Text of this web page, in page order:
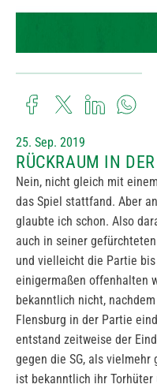
25. Sep. 2019
RÜCKRAUM IN
Nein, nicht gleich mit
das Spiel stattfand. Aber
glaubte ich schon. Also
auch in seiner
und vielleicht die Partie
einigermaßen offenhalten
bekanntlich nicht,
Flensburg in der Partie
entstand zeitweise der
gegen die SG, als
ist bekanntlich ihr